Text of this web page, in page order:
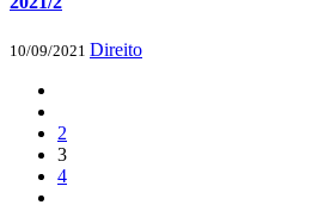
10/09/2021 Direito
2
3
4